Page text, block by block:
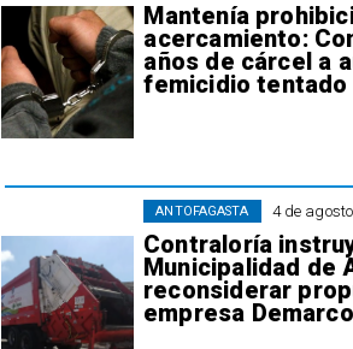
Mantenía
acercamiento:
años de cárcel a
femicidio tentado
4 de
Contraloría
Municipalidad de
reconsiderar
empresa Demarco
ANTOFAGASTA